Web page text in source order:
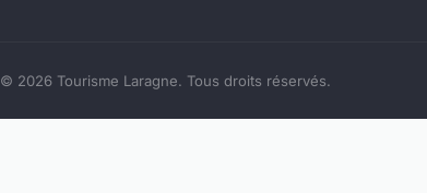
© 2026 Tourisme Laragne. Tous droits réservés.